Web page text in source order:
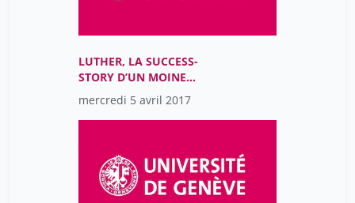
LUTHER, LA SUCCESS-
STORY D’UN MOINE
DISSIDENT
mercredi 5 avril 2017